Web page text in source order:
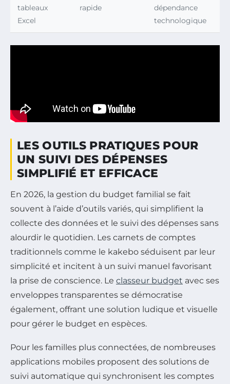
tableaux
Excel
rapide
dépendance
technologique
LES OUTILS PRATIQUES POUR
UN SUIVI DES DÉPENSES
SIMPLIFIÉ ET EFFICACE
En 2026, la gestion du budget familial se fait
souvent à l’aide d’outils variés, qui simplifient la
collecte des données et le suivi des dépenses sans
alourdir le quotidien. Les carnets de comptes
traditionnels comme le kakebo séduisent par leur
simplicité et incitent à un suivi manuel favorisant
la prise de conscience. Le classeur budget avec ses
enveloppes transparentes se démocratise
également, offrant une solution ludique et visuelle
pour gérer le budget en espèces.
Pour les familles plus connectées, de nombreuses
applications mobiles proposent des solutions de
suivi automatique qui synchronisent les comptes